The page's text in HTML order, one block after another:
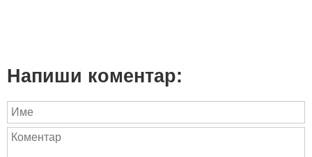
Напиши коментар: